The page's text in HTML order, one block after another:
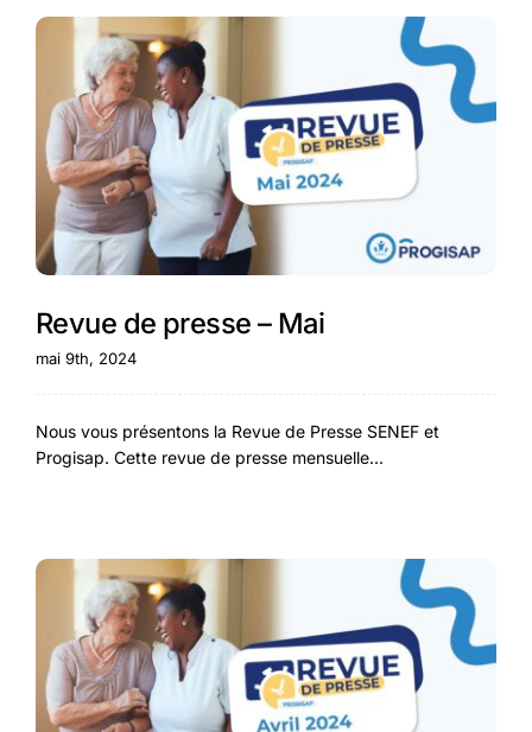
Revue de presse – Mai
mai 9th, 2024
Nous vous présentons la Revue de Presse SENEF et
Progisap. Cette revue de presse mensuelle...